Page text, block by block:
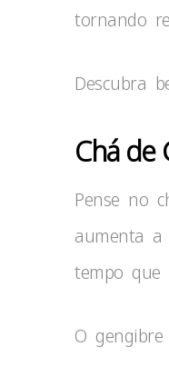
tornando
Descubra
Chá de
Pense no
aumenta
tempo que
O